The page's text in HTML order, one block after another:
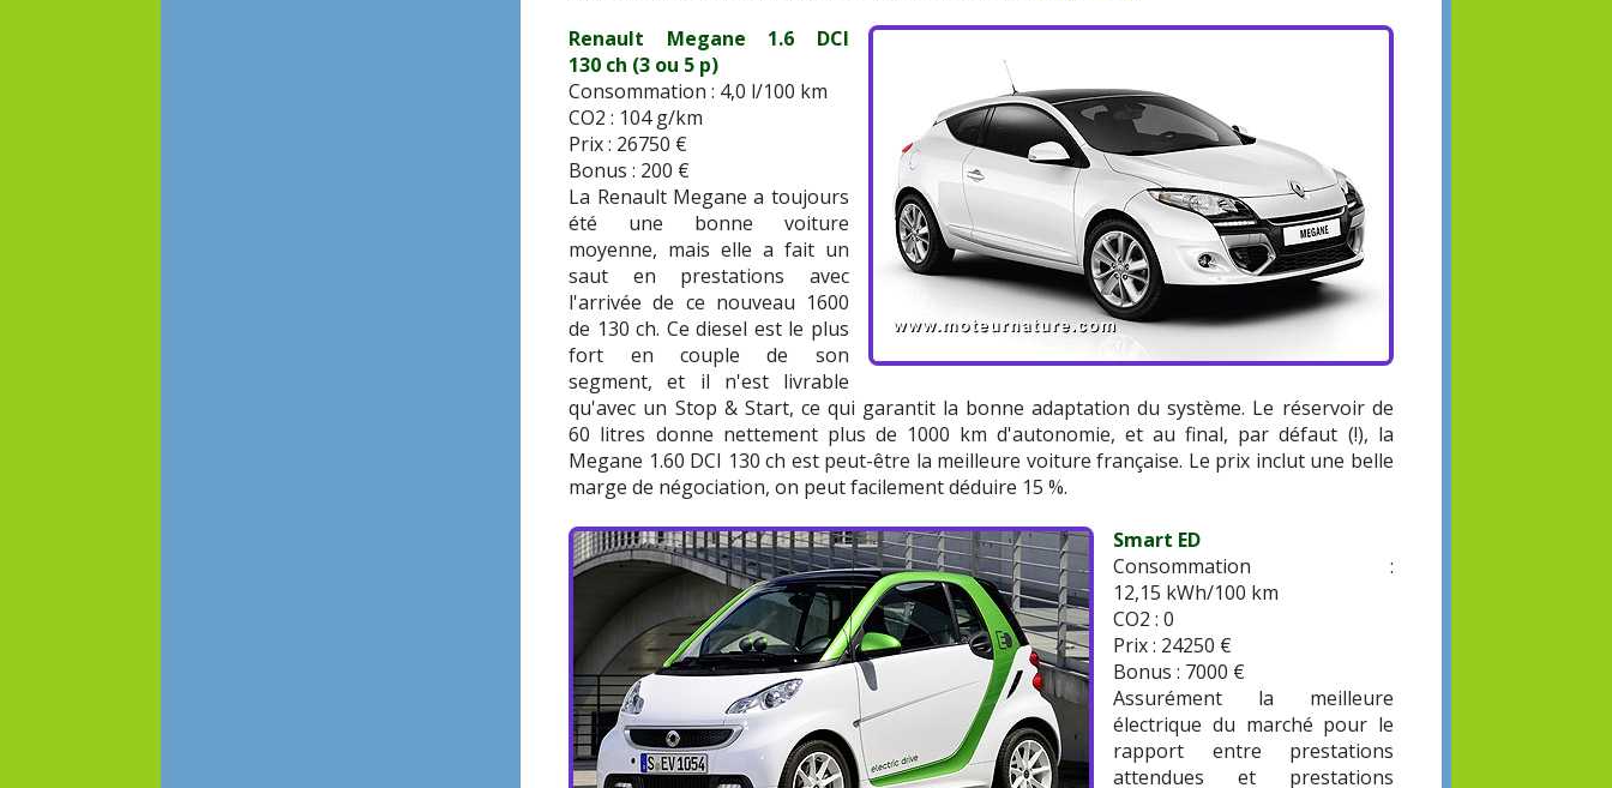
Renault Megane 1.6 DCI
130 ch (3 ou 5 p)
Consommation : 4,0 l/100 km
CO2 : 104 g/km
Prix : 26750 €
Bonus : 200 €
La Renault Megane a toujours
été une bonne voiture
moyenne, mais elle a fait un
saut en prestations avec
l'arrivée de ce nouveau 1600
de 130 ch. Ce diesel est le plus
fort en couple de son
segment, et il n'est livrable
qu'avec un Stop & Start, ce qui garantit la bonne adaptation du système. Le réservoir de
60 litres donne nettement plus de 1000 km d'autonomie, et au final, par défaut (!), la
Megane 1.60 DCI 130 ch est peut-être la meilleure voiture française. Le prix inclut une belle
marge de négociation, on peut facilement déduire 15 %.
Smart ED
Consommation :
12,15 kWh/100 km
CO2 : 0
Prix : 24250 €
Bonus : 7000 €
Assurément la meilleure
électrique du marché pour le
rapport entre prestations
attendues et prestations